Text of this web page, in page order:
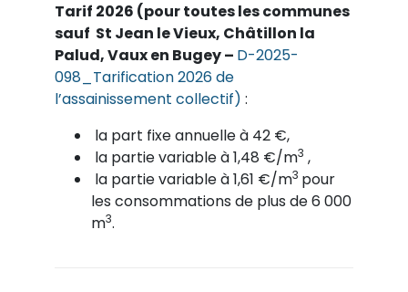
Tarif 2026 (pour toutes les communes
sauf St Jean le Vieux, Châtillon la
Palud, Vaux en Bugey – D-2025-
098_Tarification 2026 de
l’assainissement collectif) :
la part fixe annuelle à 42 €,
la partie variable à 1,48 €/m3 ,
la partie variable à 1,61 €/m3 pour
les consommations de plus de 6 000
m3.